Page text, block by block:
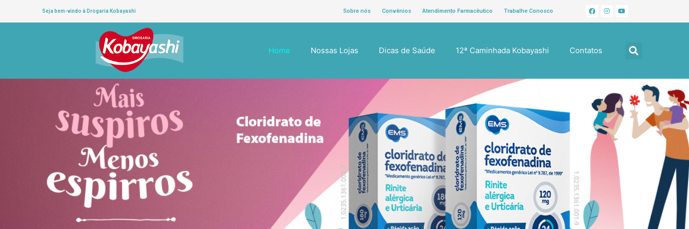
Seja bem-vindo à Drogaria Kobayashi Sobre nós Convênios Atendimento Farmacêutico Trabalhe Conosco
Home Nossas Lojas Dicas de Saúde 12ª Caminhada Kobayashi Contatos